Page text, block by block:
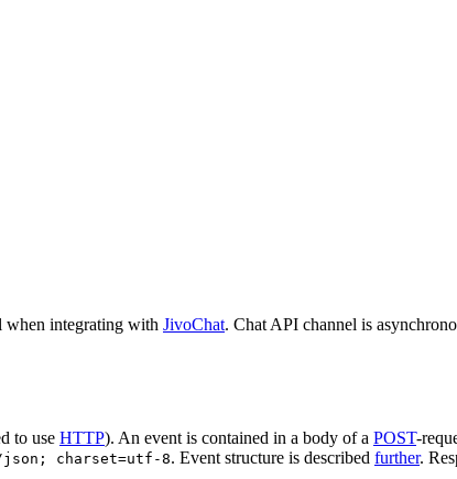
when integrating with JivoChat. Chat API channel is
to use HTTP). An event is contained in a body of a POST-
charset=utf-8. Event structure is described further.